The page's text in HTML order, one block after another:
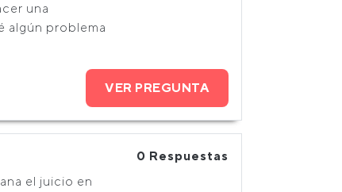
una
algún problema
VER PREGUNTA
0 Respuestas
el juicio en